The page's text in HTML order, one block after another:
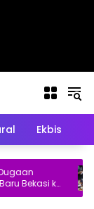
Ekbis
ke